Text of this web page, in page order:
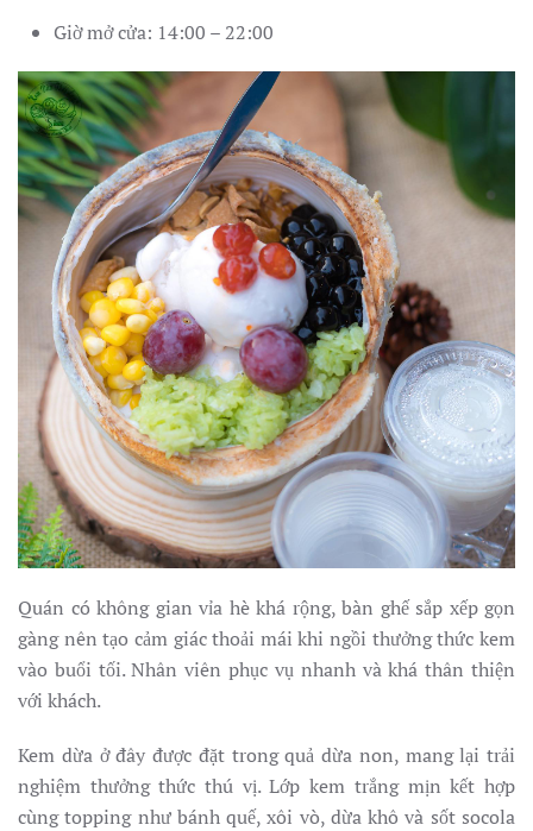
Giờ mở cửa: 14:00 – 22:00
Quán có không gian vỉa hè khá rộng, bàn ghế sắp xếp gọn
gàng nên tạo cảm giác thoải mái khi ngồi thưởng thức kem
vào buổi tối. Nhân viên phục vụ nhanh và khá thân thiện
với khách.
Kem dừa ở đây được đặt trong quả dừa non, mang lại trải
nghiệm thưởng thức thú vị. Lớp kem trắng mịn kết hợp
cùng topping như bánh quế, xôi vò, dừa khô và sốt socola